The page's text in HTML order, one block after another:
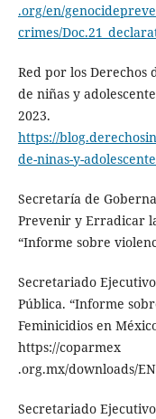
.org/en/
crimes/
Red por los Derechos
de niñas y
2023.
https://
de-ninas-y-
Secretaría de
Prevenir y Erradicar
“Informe sobre
Secretariado
Pública. “Informe
Feminicidios en
https://coparmex​
.org.mx/downloads/
Secretariado